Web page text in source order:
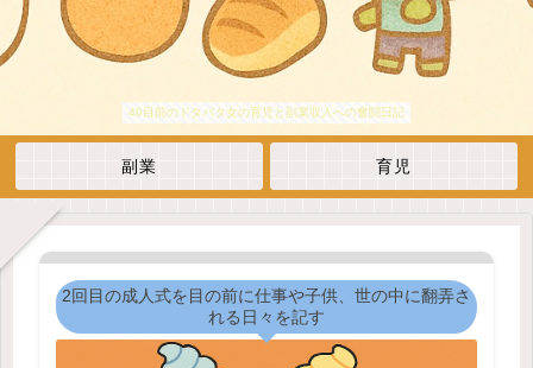
40目前のドタバタ女の育児と副業収入への奮闘日記
副業 育児
2回目の成人式を目の前に仕事や子供、世の中に翻弄さ
れる日々を記す